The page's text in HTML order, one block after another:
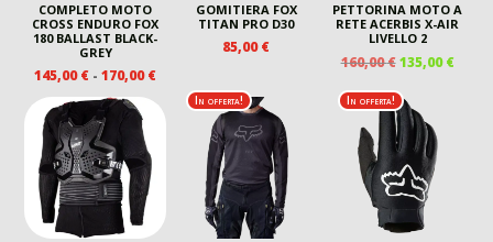
COMPLETO MOTO
CROSS ENDURO FOX
180 BALLAST BLACK-
GREY
145,00€ - 170,00€FASCIA
PREZZO:
145,00 €
170,00 €
GOMITIERA FOX
TITAN PRO D30
85,00€
PETTORINA MOTO A
RETE ACERBIS X-AIR
LIVELLO 2
160,00€ IL
ORIGINALE
ERA:
160,00 €.
135,00€IL
In offerta! In offerta!